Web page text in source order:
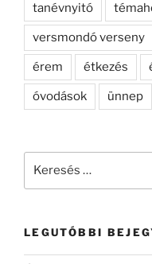
tanévnyitó
versmondó verseny
érem étkezés
óvodások ünnep
LEGUTÓBBI